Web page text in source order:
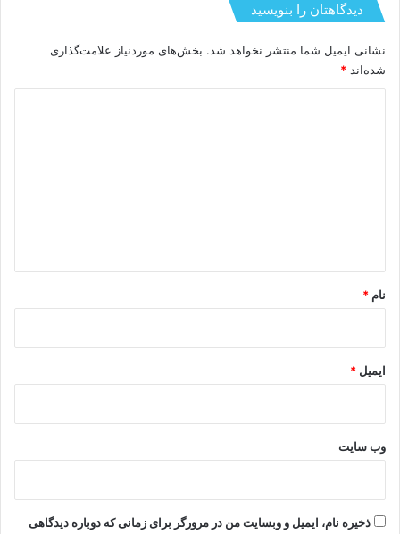
دیدگاهتان را بنویسید
نشانی ایمیل شما منتشر نخواهد شد. بخش‌های موردنیاز علامت‌گذاری
شده‌اند *
نام *
ایمیل *
وب‌ سایت
ذخیره نام، ایمیل و وبسایت من در مرورگر برای زمانی که دوباره دیدگاهی